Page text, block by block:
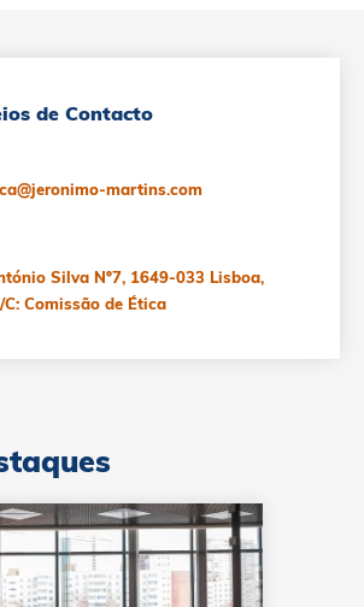
de Contacto
martins.com
Silva Nº7, 1649-033 Lisboa,
Comissão de Ética